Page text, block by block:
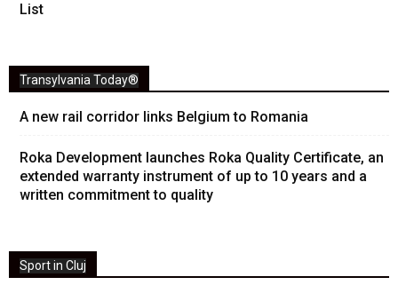
List
Transylvania Today®
A new rail corridor links Belgium to Romania
Roka Development launches Roka Quality Certificate, an
extended warranty instrument of up to 10 years and a
written commitment to quality
Sport in Cluj